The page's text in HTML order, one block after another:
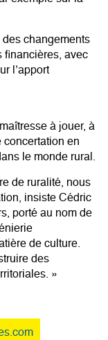
changements
financières, avec
l’apport
à jouer, à
concertation en
le monde rural.
de ruralité, nous
insiste Cédric
porté au nom de
de culture.
des
»